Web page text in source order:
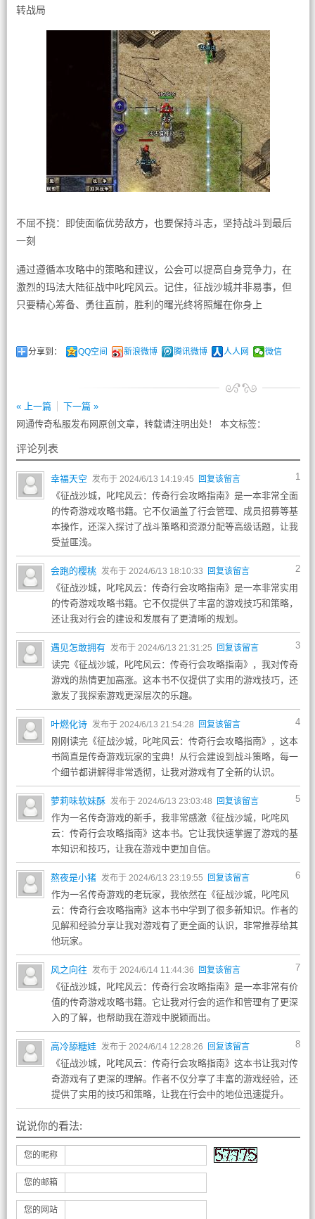
转战局
不屈不挠：即使面临优势敌方，也要保持斗志，坚持战斗到最后
一刻
通过遵循本攻略中的策略和建议，公会可以提高自身竞争力，在
激烈的玛法大陆征战中叱咤风云。记住，征战沙城并非易事，但
只要精心筹备、勇往直前，胜利的曙光终将照耀在你身上
分享到： QQ空间 新浪微博 腾讯微博 人人网 微信
« 上一篇
下一篇 »
网通传奇私服发布网原创文章，转载请注明出处！ 本文标签：
评论列表
1
幸福天空 发布于 2024/6/13 14:19:45 回复该留言
《征战沙城，叱咤风云：传奇行会攻略指南》是一本非常全面
的传奇游戏攻略书籍。它不仅涵盖了行会管理、成员招募等基
本操作，还深入探讨了战斗策略和资源分配等高级话题，让我
受益匪浅。
2
会跑的樱桃 发布于 2024/6/13 18:10:33 回复该留言
《征战沙城，叱咤风云：传奇行会攻略指南》是一本非常实用
的传奇游戏攻略书籍。它不仅提供了丰富的游戏技巧和策略，
还让我对行会的建设和发展有了更清晰的规划。
3
遇见怎敢拥有 发布于 2024/6/13 21:31:25 回复该留言
读完《征战沙城，叱咤风云：传奇行会攻略指南》，我对传奇
游戏的热情更加高涨。这本书不仅提供了实用的游戏技巧，还
激发了我探索游戏更深层次的乐趣。
4
叶燃化诗 发布于 2024/6/13 21:54:28 回复该留言
刚刚读完《征战沙城，叱咤风云：传奇行会攻略指南》，这本
书简直是传奇游戏玩家的宝典！从行会建设到战斗策略，每一
个细节都讲解得非常透彻，让我对游戏有了全新的认识。
5
萝莉味软妹酥 发布于 2024/6/13 23:03:48 回复该留言
作为一名传奇游戏的新手，我非常感激《征战沙城，叱咤风
云：传奇行会攻略指南》这本书。它让我快速掌握了游戏的基
本知识和技巧，让我在游戏中更加自信。
6
熬夜是小猪 发布于 2024/6/13 23:19:55 回复该留言
作为一名传奇游戏的老玩家，我依然在《征战沙城，叱咤风
云：传奇行会攻略指南》这本书中学到了很多新知识。作者的
见解和经验分享让我对游戏有了更全面的认识，非常推荐给其
他玩家。
7
风之向往 发布于 2024/6/14 11:44:36 回复该留言
《征战沙城，叱咤风云：传奇行会攻略指南》是一本非常有价
值的传奇游戏攻略书籍。它让我对行会的运作和管理有了更深
入的了解，也帮助我在游戏中脱颖而出。
8
高冷舔糖娃 发布于 2024/6/14 12:28:26 回复该留言
《征战沙城，叱咤风云：传奇行会攻略指南》这本书让我对传
奇游戏有了更深的理解。作者不仅分享了丰富的游戏经验，还
提供了实用的技巧和策略，让我在行会中的地位迅速提升。
说说你的看法:
您的昵称
您的邮箱
您的网站